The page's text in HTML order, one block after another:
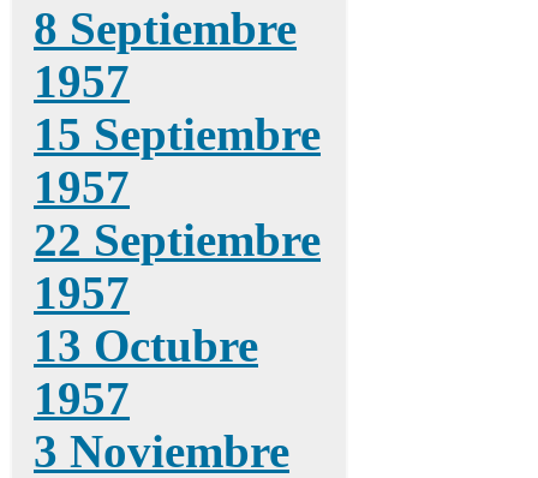
8 Septiembre
1957
15 Septiembre
1957
22 Septiembre
1957
13 Octubre
1957
3 Noviembre